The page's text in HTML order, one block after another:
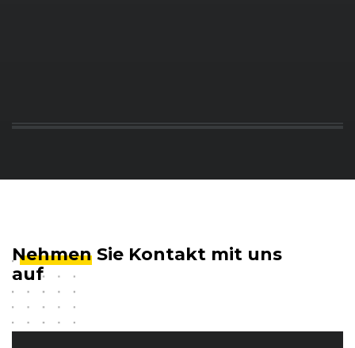
Nehmen Sie Kontakt mit uns
auf